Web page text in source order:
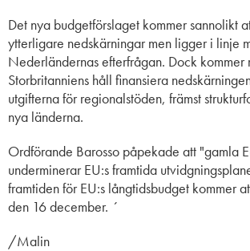
Det nya budgetförslaget kommer sannolikt
ytterligare nedskärningar men ligger i linje
Nederländernas efterfrågan. Dock kommer
Storbritanniens håll finansiera
utgifterna för regionalstöden, främst
nya länderna.
Ordförande Barosso påpekade att "gamla
underminerar EU:s framtida
framtiden för EU:s långtidsbudget kommer
den 16 december. ´
/Malin